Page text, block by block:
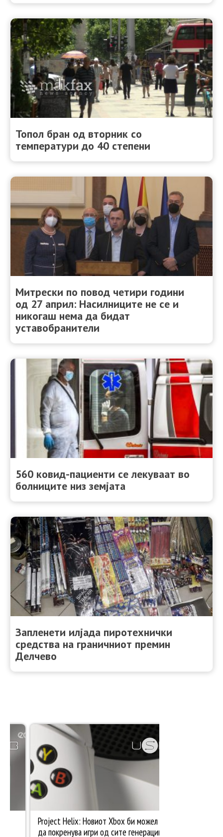
Топол бран од вторник со
температури до 40 степени
Митрески по повод четири години
од 27 април: Насилниците не се и
никогаш нема да бидат
уставобранители
560 ковид-пациенти се лекуваат во
болниците низ земјата
Запленети илјада пиротехнички
средства на граничниот премин
Делчево